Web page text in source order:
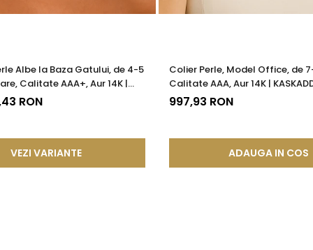
Albe la Baza Gatului, de 4-5
Calitate AAA+, Aur 14K |
RON
VEZI VARIANTE
Colier Perle, Model Office, de
Calitate AAA, Aur 14K |
997,93 RON
ADAUGA IN COS